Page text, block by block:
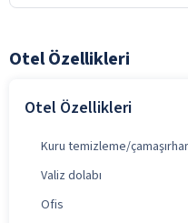
Otel Özellikleri
Otel Özellikleri
Kuru temizleme/
Valiz dolabı
Ofis